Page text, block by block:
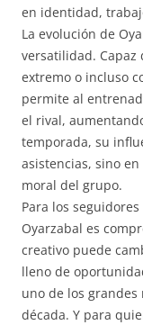
en identidad,
La evolución de
versatilidad. Capaz
extremo o incluso
permite al
el rival,
temporada, su
asistencias, sino
moral del grupo.
Para los
Oyarzabal es
creativo puede
lleno de
uno de los
década. Y para